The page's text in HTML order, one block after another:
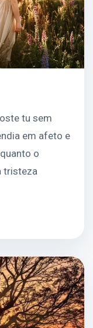
tu sem
em afeto e
o
tristeza